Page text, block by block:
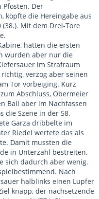
Pfosten. Der
köpfte die Hereingabe aus
Mit dem Drei-Tore
hatten die ersten
wurden aber nur die
im Strafraum
verzog aber seinen
Tor vorbeiging. Kurz
Abschluss, Obermeier
Ball aber im Nachfassen
die Szene in der 58.
Garza dribbelte im
Riedel wertete das als
Damit mussten die
in Unterzahl bestreiten.
sich dadurch aber wenig.
Nach
halblinks einen Lupfer
knapp, der nachsetzende